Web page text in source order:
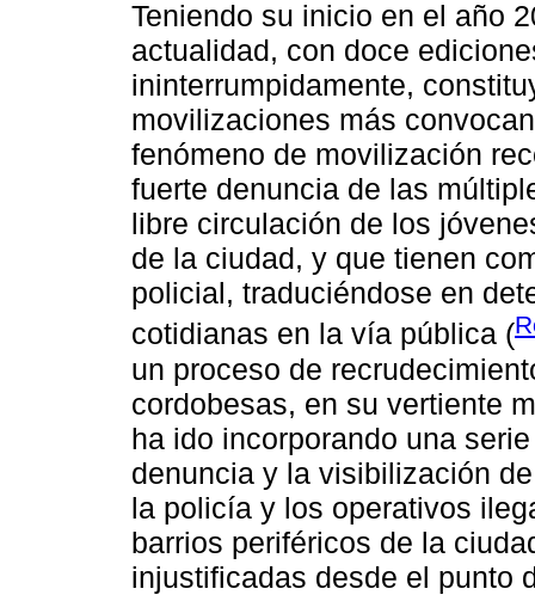
Teniendo su inicio en el año
actualidad, con doce
ininterrumpidamente,
movilizaciones más
fenómeno de movilización
fuerte denuncia de las
libre circulación de los
de la ciudad, y que tienen
policial, traduciéndose en
cotidianas en la vía pública (
un proceso de
cordobesas, en su vertiente
ha ido incorporando una
denuncia y la visibilización
la policía y los operativos
barrios periféricos de la
injustificadas desde el punto